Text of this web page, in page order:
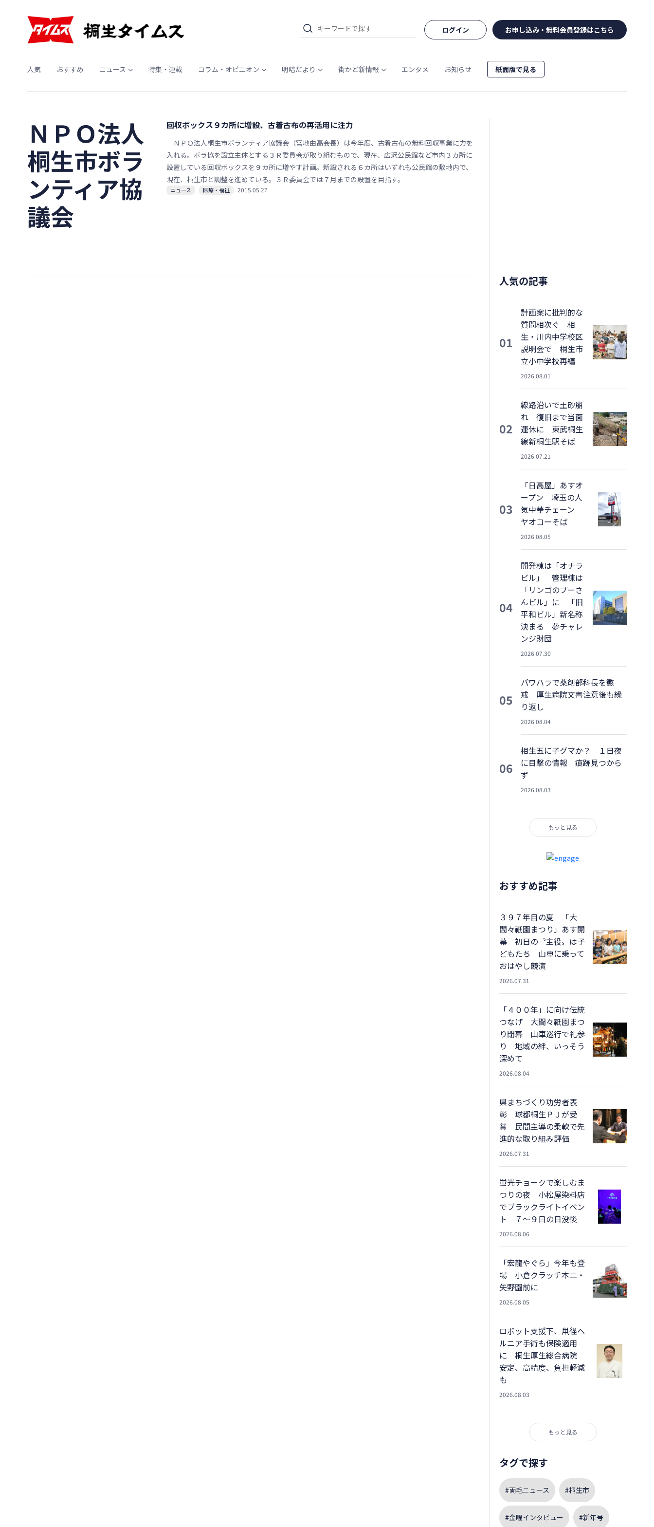
ログイン お申し込み・無料会員登録はこちら
人気 おすすめ ニュース 特集・連載 コラム・オピニオン 明暗だより 街かど新情報 エンタメ お知らせ 紙面版で見る
ＮＰＯ法人
桐生市ボラ
ンティア協
議会
回収ボックス９カ所に増設、古着古布の再活用に注力
ＮＰＯ法人桐生市ボランティア協議会（宮地由高会長）は今年度、古着古布の無料回収事業に力を
入れる。ボラ協を設立主体とする３Ｒ委員会が取り組むもので、現在、広沢公民館など市内３カ所に
設置している回収ボックスを９カ所に増やす計画。新設される６カ所はいずれも公民館の敷地内で、
現在、桐生市と調整を進めている。３Ｒ委員会では７月までの設置を目指す。
ニュース 医療・福祉 2015.05.27
人気の記事
01
計画案に批判的な
質問相次ぐ 相
生・川内中学校区
説明会で 桐生市
立小中学校再編
2026.08.01
02
線路沿いで土砂崩
れ 復旧まで当面
運休に 東武桐生
線新桐生駅そば
2026.07.21
03
「日高屋」あすオ
ープン 埼玉の人
気中華チェーン
ヤオコーそば
2026.08.05
04
開発棟は「オナラ
ビル」 管理棟は
「リンゴのプーさ
んビル」に 「旧
平和ビル」新名称
決まる 夢チャレ
ンジ財団
2026.07.30
05
パワハラで薬剤部科長を懲
戒 厚生病院文書注意後も繰
り返し
2026.08.04
06
相生五に子グマか？ １日夜
に目撃の情報 痕跡見つから
ず
2026.08.03
もっと見る
おすすめ記事
３９７年目の夏 「大
間々祇園まつり」あす開
幕 初日の〝主役〟は子
どもたち 山車に乗って
おはやし競演
2026.07.31
「４００年」に向け伝統
つなげ 大間々祇園まつ
り閉幕 山車巡行で礼参
り 地域の絆、いっそう
深めて
2026.08.04
県まちづくり功労者表
彰 球都桐生ＰＪが受
賞 民間主導の柔軟で先
進的な取り組み評価
2026.07.31
蛍光チョークで楽しむま
つりの夜 小松屋染料店
でブラックライトイベン
ト ７～９日の日没後
2026.08.06
「宏龍やぐら」今年も登
場 小倉クラッチ本二・
矢野園前に
2026.08.05
ロボット支援下、鼡径ヘ
ルニア手術も保険適用
に 桐生厚生総合病院
安定、高精度、負担軽減
も
2026.08.03
もっと見る
タグで探す
#両毛ニュース #桐生市
#金曜インタビュー #新年号